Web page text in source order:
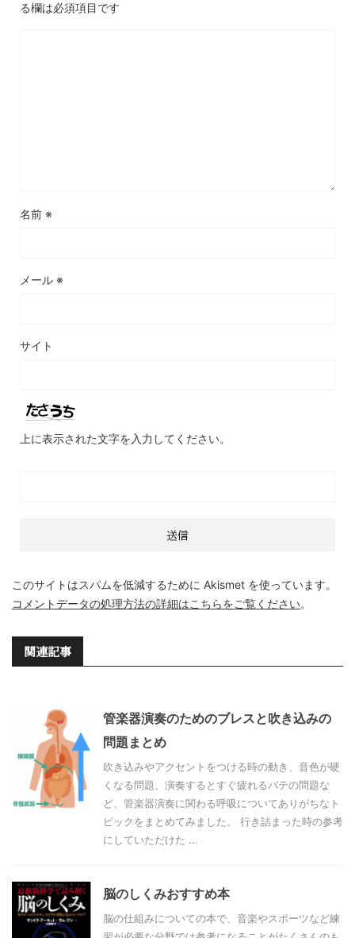
る欄は必須項目です
名前 ※
メール ※
サイト
上に表示された文字を入力してください。
このサイトはスパムを低減するために Akismet を使っています。
コメントデータの処理方法の詳細はこちらをご覧ください。
関連記事
管楽器演奏のためのブレスと吹き込みの
問題まとめ
吹き込みやアクセントをつける時の動き、音色が硬
くなる問題、演奏するとすぐ疲れるバテの問題な
ど、管楽器演奏に関わる呼吸についてありがちなト
ピックをまとめてみました。 行き詰まった時の参考
にしていただけた ...
脳のしくみおすすめ本
脳の仕組みについての本で、音楽やスポーツなど練